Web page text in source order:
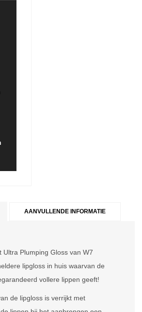
AANVULLENDE INFORMATIE
Ultra Plumping Gloss van W7
lipgloss in huis waarvan de
vollere lippen geeft!
de lipgloss is verrijkt met